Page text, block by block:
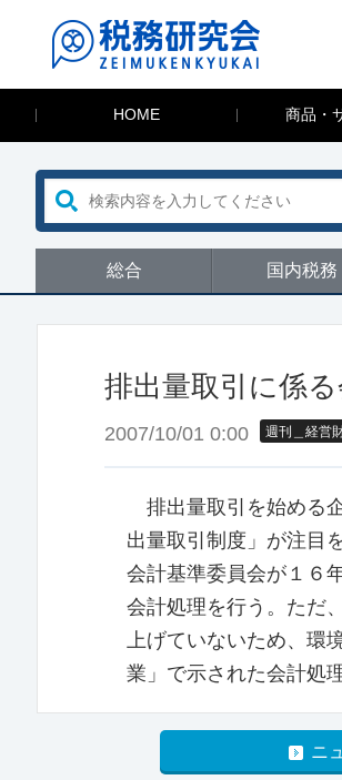
HOME 商品・
総合 国内税務
排出量取引に係
2007/10/01 0:00 週刊＿経営
排出量取引を始める
出量取引制度」が注目
会計基準委員会が１６
会計処理を行う。ただ
上げていないため、環
業」で示された会計処
ニ